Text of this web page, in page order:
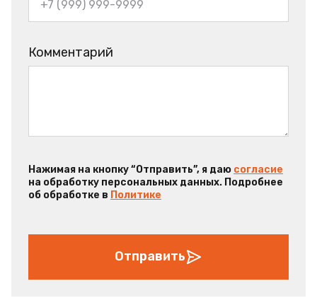
Комментарий
Нажимая на кнопку “Отправить”, я даю согласие
на обработку персональных данных. Подробнее
об обработке в Политике
Отправить